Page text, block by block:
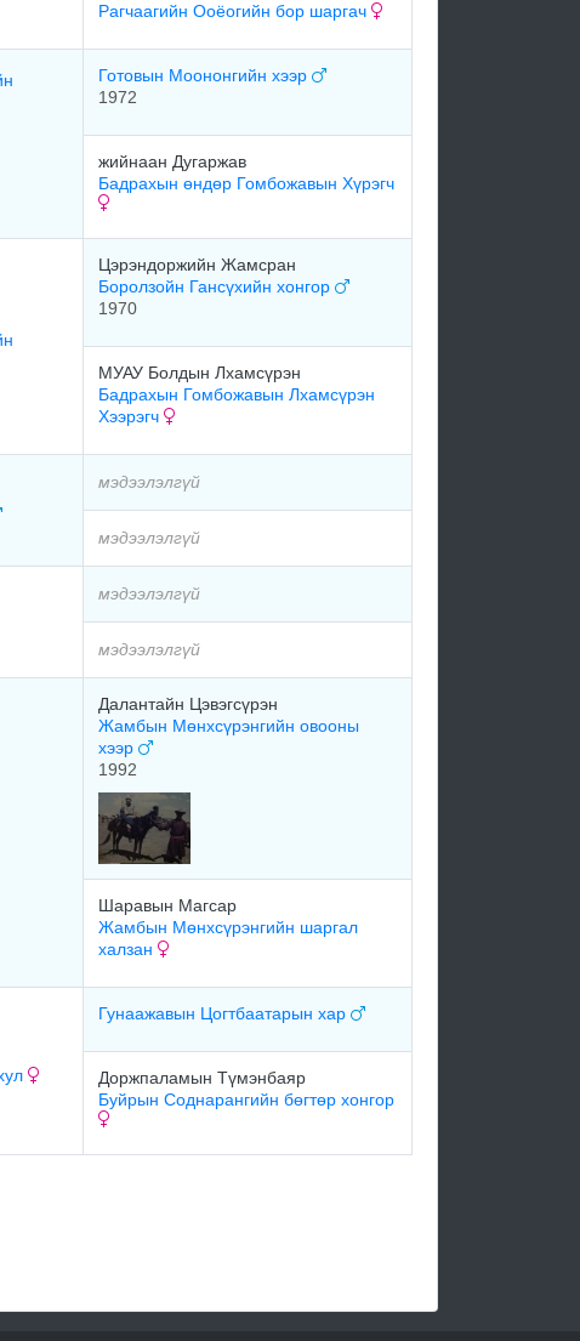
Рагчаагийн Ооёогийн бор шаргач
Готовын Моононгийн хээр
1972
жийнаан Дугаржав
Бадрахын өндөр Гомбожавын Хүрэгч
Цэрэндоржийн Жамсран
Боролзойн Гансүхийн хонгор
1970
МУАУ Болдын Лхамсүрэн
Бадрахын Гомбожавын Лхамсүрэн
Хээрэгч
мэдээлэлгүй
мэдээлэлгүй
мэдээлэлгүй
мэдээлэлгүй
Далантайн Цэвэгсүрэн
Жамбын Мөнхсүрэнгийн овооны
хээр
1992
Шаравын Магсар
Жамбын Мөнхсүрэнгийн шаргал
халзан
Гунаажавын Цогтбаатарын хар
Доржпаламын Түмэнбаяр
Буйрын Соднарангийн бөгтөр хонгор